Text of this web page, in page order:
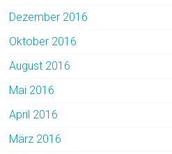
Dezember 2016
Oktober 2016
August 2016
Mai 2016
April 2016
März 2016